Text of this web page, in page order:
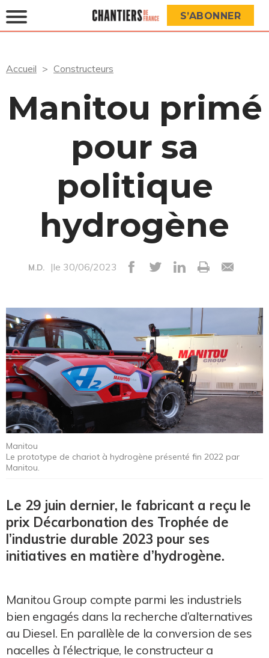
S’ABONNER
Accueil Constructeurs
Manitou primé
pour sa
politique
hydrogène
M.D. |le 30/06/2023
Manitou
Le prototype de chariot à hydrogène présenté fin 2022 par
Manitou.
Le 29 juin dernier, le fabricant a reçu le
prix Décarbonation des Trophée de
l’industrie durable 2023 pour ses
initiatives en matière d’hydrogène.
Manitou Group compte parmi les industriels
bien engagés dans la recherche d’alternatives
au Diesel. En parallèle de la conversion de ses
nacelles à l’électrique, le constructeur a